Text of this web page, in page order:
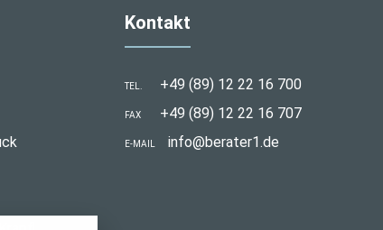
Kontakt
TEL. +49 (89) 12 22 16 700
FAX +49 (89) 12 22 16 707
E-MAIL info@berater1.de